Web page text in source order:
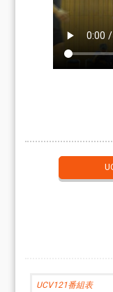
UCV121番組表